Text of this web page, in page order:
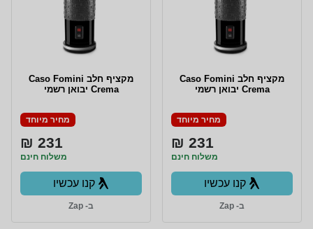
מקציף חלב Caso Fomini
Crema יבואן רשמי
מחיר מיוחד
231 ₪
משלוח חינם
קנו עכשיו
ב- Zap
מקציף חלב Caso Fomini
Crema יבואן רשמי
מחיר מיוחד
231 ₪
משלוח חינם
קנו עכשיו
ב- Zap